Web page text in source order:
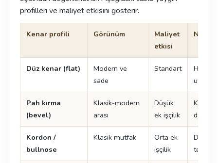
profilleri ve maliyet etkisini gösterir.
Kenar profili Görünüm
Maliyet
etkisi
Not
Düz kenar (flat)
Modern ve
sade
Standart
Her
Pah kırma
(bevel)
Klasik-modern
arası
Düşük
ek işçilik
Kenar
Kordon /
bullnose
Klasik mutfak
Orta ek
işçilik
Doğal
tercih